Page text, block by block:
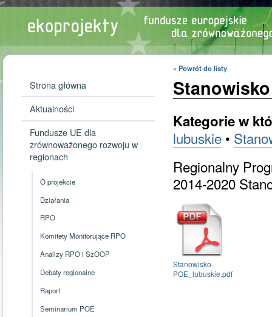
Strona główna
Aktualności
Fundusze UE dla
zrównoważonego rozwoju w
regionach
O projekcie
Działania
RPO
Komitety Monitorujące RPO
Analizy RPO i SzOOP
Debaty regionalne
Raport
Seminarium POE
« Powrót do listy
Kategorie w
lubuskie •
Regionalny
2014-2020
Stanowisko-
POE_lubuskie.pdf